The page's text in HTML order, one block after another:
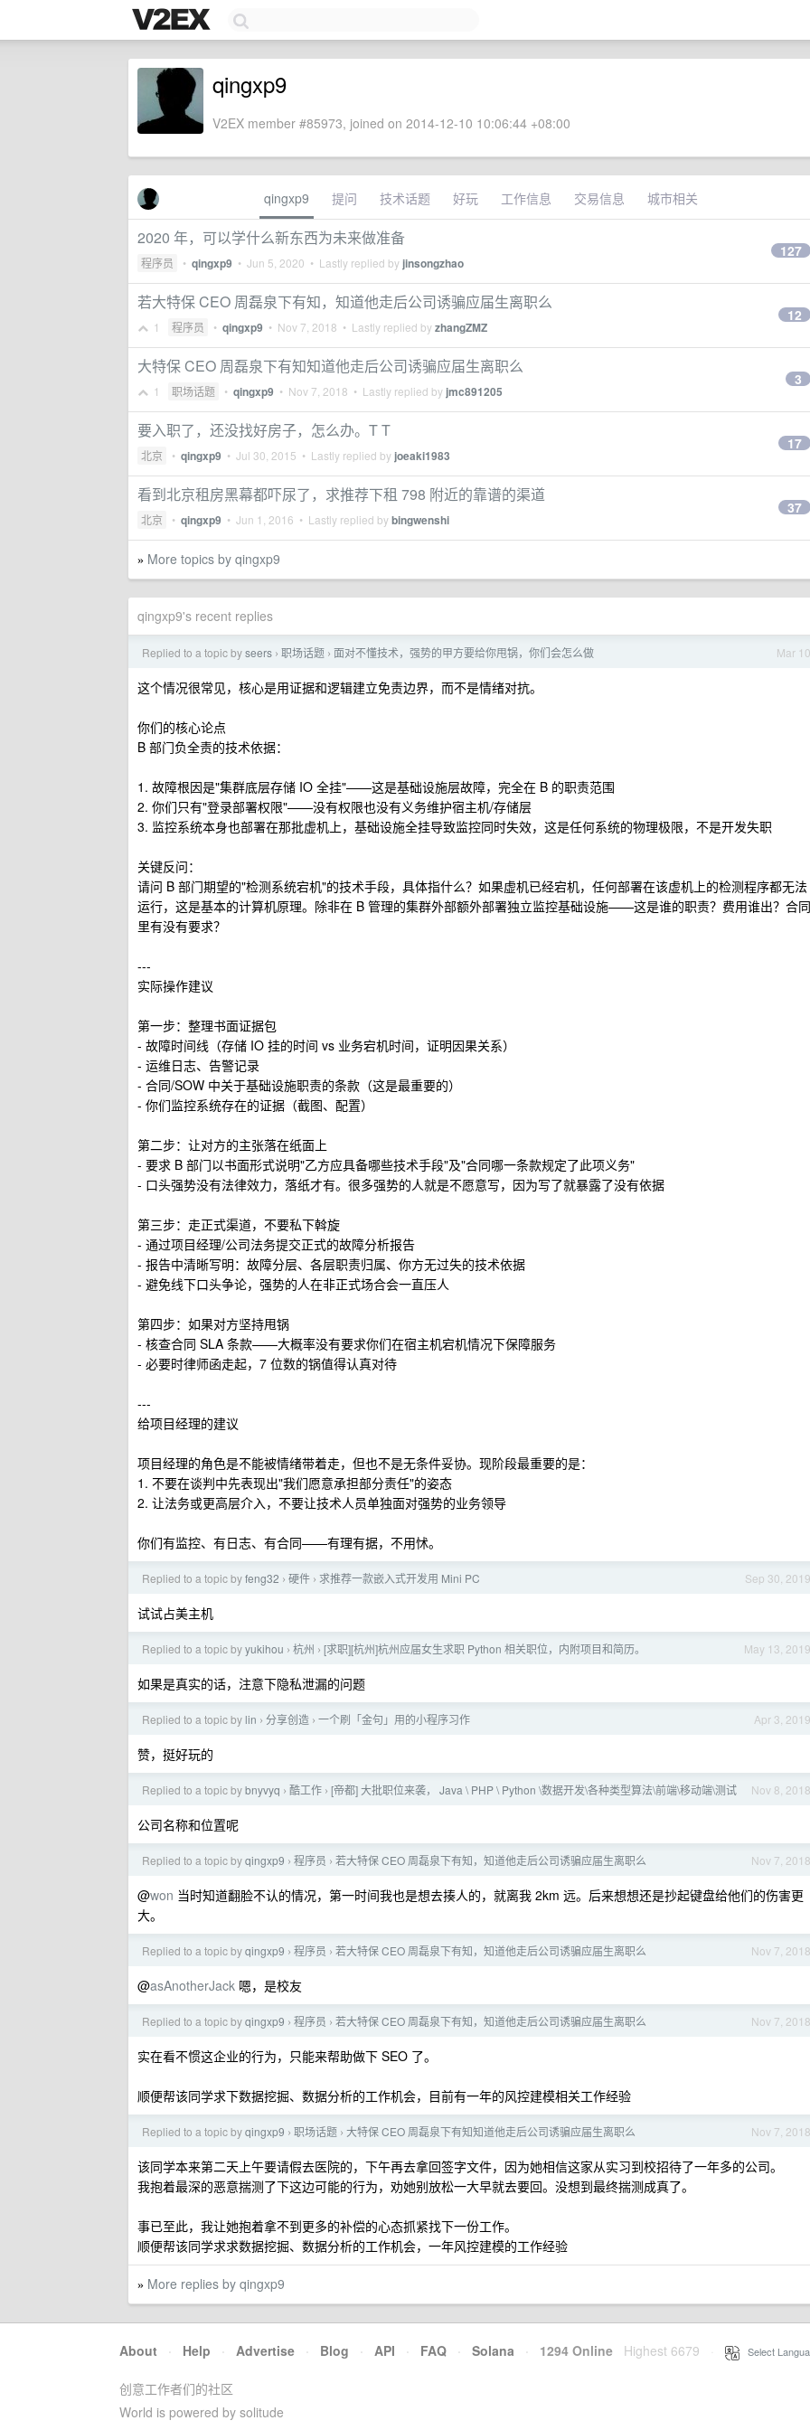
qingxp9
V2EX member #85973, joined on 2014-12-10 10:06:44 +08:00
qingxp9 提问 技术话题 好玩 工作信息 交易信息 城市相关
2020 年，可以学什么新东西为未来做准备
程序员 • qingxp9 • Jun 5, 2020 • Lastly replied by jinsongzhao
127
若大特保 CEO 周磊泉下有知，知道他走后公司诱骗应届生离职么
1 程序员 • qingxp9 • Nov 7, 2018 • Lastly replied byzhangZMZ
12
大特保 CEO 周磊泉下有知知道他走后公司诱骗应届生离职么
1 职场话题 • qingxp9 • Nov 7, 2018 • Lastly replied by jmc891205
3
要入职了，还没找好房子，怎么办。T T
北京 • qingxp9 • Jul 30, 2015 • Lastly replied by joeaki1983
17
看到北京租房黑幕都吓尿了，求推荐下租 798 附近的靠谱的渠道
北京 • qingxp9 • Jun 1, 2016 • Lastly replied bybingwenshi
37
» More topics by qingxp9
qingxp9's recent replies
Mar 10
Replied to a topic byseers › 职场话题 › 面对不懂技术，强势的甲方要给你甩锅，你们会怎么做
这个情况很常见，核心是用证据和逻辑建立免责边界，而不是情绪对抗。
你们的核心论点
B 部门负全责的技术依据：
1. 故障根因是"集群底层存储 IO 全挂"——这是基础设施层故障，完全在 B 的职责范围
2. 你们只有"登录部署权限"——没有权限也没有义务维护宿主机/存储层
3. 监控系统本身也部署在那批虚机上，基础设施全挂导致监控同时失效，这是任何系统的物理极限，不是开发失职
关键反问：
请问 B 部门期望的"检测系统宕机"的技术手段，具体指什么？如果虚机已经宕机，任何部署在该虚机上的检测程序都无法
运行，这是基本的计算机原理。除非在 B 管理的集群外部额外部署独立监控基础设施——这是谁的职责？费用谁出？合同
里有没有要求？
---
实际操作建议
第一步：整理书面证据包
- 故障时间线（存储 IO 挂的时间 vs 业务宕机时间，证明因果关系）
- 运维日志、告警记录
- 合同/SOW 中关于基础设施职责的条款（这是最重要的）
- 你们监控系统存在的证据（截图、配置）
第二步：让对方的主张落在纸面上
- 要求 B 部门以书面形式说明"乙方应具备哪些技术手段"及"合同哪一条款规定了此项义务"
- 口头强势没有法律效力，落纸才有。很多强势的人就是不愿意写，因为写了就暴露了没有依据
第三步：走正式渠道，不要私下斡旋
- 通过项目经理/公司法务提交正式的故障分析报告
- 报告中清晰写明：故障分层、各层职责归属、你方无过失的技术依据
- 避免线下口头争论，强势的人在非正式场合会一直压人
第四步：如果对方坚持甩锅
- 核查合同 SLA 条款——大概率没有要求你们在宿主机宕机情况下保障服务
- 必要时律师函走起，7 位数的锅值得认真对待
---
给项目经理的建议
项目经理的角色是不能被情绪带着走，但也不是无条件妥协。现阶段最重要的是：
1. 不要在谈判中先表现出"我们愿意承担部分责任"的姿态
2. 让法务或更高层介入，不要让技术人员单独面对强势的业务领导
你们有监控、有日志、有合同——有理有据，不用怵。
Sep 30, 2019
Replied to a topic byfeng32 › 硬件 › 求推荐一款嵌入式开发用 Mini PC
试试占美主机
May 13, 2019
Replied to a topic byyukihou › 杭州 › [求职][杭州]杭州应届女生求职 Python 相关职位，内附项目和简历。
如果是真实的话，注意下隐私泄漏的问题
Apr 3, 2019
Replied to a topic by lin › 分享创造 › 一个刷「金句」用的小程序习作
赞，挺好玩的
Nov 8, 2018
Replied to a topic bybnyvyq › 酷工作 › [帝都] 大批职位来袭， Java \ PHP \ Python \数据开发\各种类型算法\前端\移动端\测试
公司名称和位置呢
Nov 7, 2018
Replied to a topic byqingxp9 › 程序员 › 若大特保 CEO 周磊泉下有知，知道他走后公司诱骗应届生离职么
@won 当时知道翻脸不认的情况，第一时间我也是想去揍人的，就离我 2km 远。后来想想还是抄起键盘给他们的伤害更
大。
Nov 7, 2018
Replied to a topic byqingxp9 › 程序员 › 若大特保 CEO 周磊泉下有知，知道他走后公司诱骗应届生离职么
@asAnotherJack 嗯，是校友
Nov 7, 2018
Replied to a topic byqingxp9 › 程序员 › 若大特保 CEO 周磊泉下有知，知道他走后公司诱骗应届生离职么
实在看不惯这企业的行为，只能来帮助做下 SEO 了。
顺便帮该同学求下数据挖掘、数据分析的工作机会，目前有一年的风控建模相关工作经验
Nov 7, 2018
Replied to a topic byqingxp9 › 职场话题 › 大特保 CEO 周磊泉下有知知道他走后公司诱骗应届生离职么
该同学本来第二天上午要请假去医院的，下午再去拿回签字文件，因为她相信这家从实习到校招待了一年多的公司。
我抱着最深的恶意揣测了下这边可能的行为，劝她别放松一大早就去要回。没想到最终揣测成真了。
事已至此，我让她抱着拿不到更多的补偿的心态抓紧找下一份工作。
顺便帮该同学求求数据挖掘、数据分析的工作机会，一年风控建模的工作经验
» More replies by qingxp9
About · Help · Advertise · Blog · API · FAQ · Solana · 1294 Online Highest 6679 Select
创意工作者们的社区
World is powered by solitude